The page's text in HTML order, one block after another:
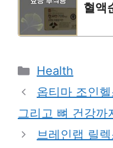
혈액
Categories
Health
옵티마 조인
그리고 뼈 건강까
브레인랩 릴